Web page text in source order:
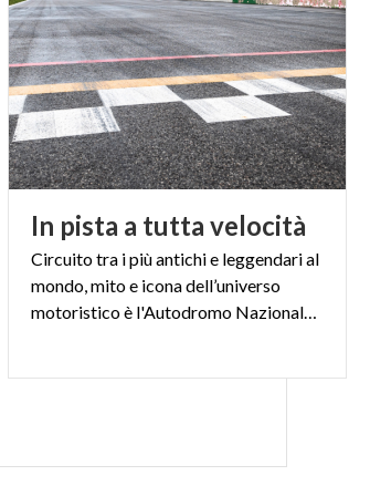
In pista a tutta velocità
Circuito tra i più antichi e leggendari al
mondo, mito e icona dell’universo
motoristico è l'Autodromo Nazionale di Monza